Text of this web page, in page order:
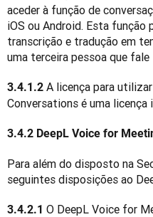
aceder à função de
iOS ou Android. Esta
transcrição e tradução em
uma terceira pessoa que
3.4.1.2 A licença para
Conversations é uma licença
3.4.2 DeepL Voice for
Para além do disposto na
seguintes disposições ao
3.4.2.1 O DeepL Voice for